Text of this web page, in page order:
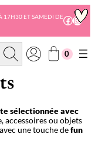
17H30 ET SAMEDI DE
R
0
sélectionnée avec
accessoires ou objets
une touche defun